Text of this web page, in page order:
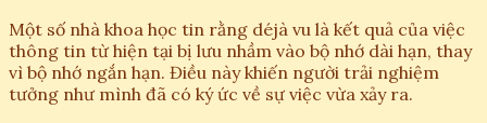
Một số nhà khoa học tin rằng déjà vu là kết quả của việc
thông tin từ hiện tại bị lưu nhầm vào bộ nhớ dài hạn, thay
vì bộ nhớ ngắn hạn. Điều này khiến người trải nghiệm
tưởng như mình đã có ký ức về sự việc vừa xảy ra.